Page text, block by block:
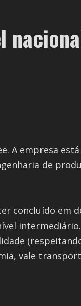
A empresa
de
concluído em
vale